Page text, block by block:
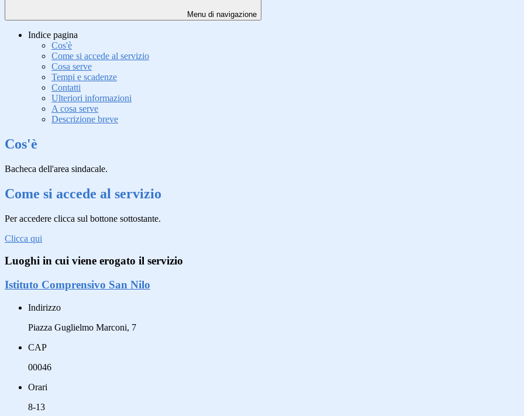
Menu di navigazione
Indice pagina
Cos'è
Come si accede al servizio
Cosa serve
Tempi e scadenze
Contatti
Ulteriori informazioni
A cosa serve
Descrizione breve
Cos'è
Bacheca dell'area sindacale.
Come si accede al servizio
Per accedere clicca sul bottone sottostante.
Clicca qui
Luoghi in cui viene erogato il servizio
Istituto Comprensivo San Nilo
Indirizzo
Piazza Guglielmo Marconi, 7
CAP
00046
Orari
8-13